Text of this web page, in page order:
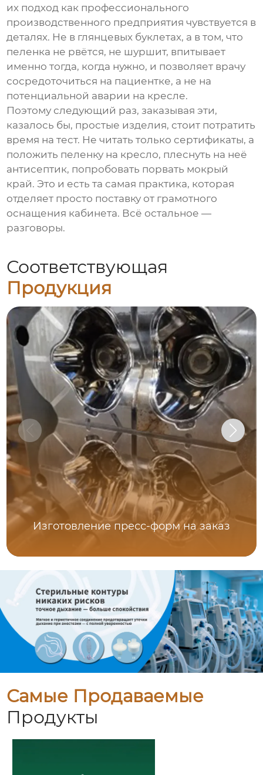
их подход как профессионального
производственного предприятия чувствуется в
деталях. Не в глянцевых буклетах, а в том, что
пеленка не рвётся, не шуршит, впитывает
именно тогда, когда нужно, и позволяет врачу
сосредоточиться на пациентке, а не на
потенциальной аварии на кресле.
Поэтому следующий раз, заказывая эти,
казалось бы, простые изделия, стоит потратить
время на тест. Не читать только сертификаты, а
положить пеленку на кресло, плеснуть на неё
антисептик, попробовать порвать мокрый
край. Это и есть та самая практика, которая
отделяет просто поставку от грамотного
оснащения кабинета. Всё остальное —
разговоры.
Соответствующая
Продукция
Изготовление пресс-форм на заказ
Самые Продаваемые
Продукты